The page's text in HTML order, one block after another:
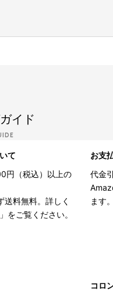
イド
て
円（税込）以上の
料無料。詳しく
」をご覧ください。
お支
代金
ます。
コロ